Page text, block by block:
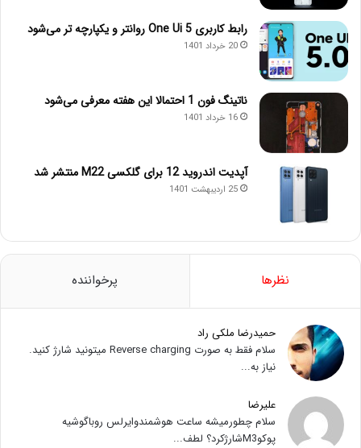
رابط کاربری One Ui 5 روانتر و یکپارچه تر می‌شود
20 خرداد 1401
ناتینگ فون 1 احتمالا این هفته معرفی می‌شود
16 خرداد 1401
آپدیت اندروید 12 برای گلکسی M22 منتشر شد
25 اردیبهشت 1401
نظرها پرخواننده
حمیدرضا ملکی راد
سلام فقط به صورت Reverse charging میتونید شارژ کنید.
نیاز به...
علیرضا
سلام چطورمیشه ساعت هوشمندوایرلس روباگوشیه
پوکوM3شارژکرد؟ لطف...